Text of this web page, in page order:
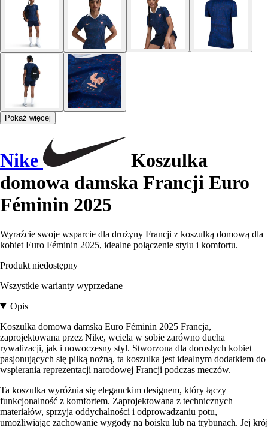
Pokaż więcej
Nike
Koszulka
domowa damska Francji Euro
Féminin 2025
Wyraźcie swoje wsparcie dla drużyny Francji z koszulką domową dla
kobiet Euro Féminin 2025, idealne połączenie stylu i komfortu.
Produkt niedostępny
Wszystkie warianty wyprzedane
Opis
Koszulka domowa damska Euro Féminin 2025 Francja,
zaprojektowana przez Nike, wciela w sobie zarówno ducha
rywalizacji, jak i nowoczesny styl. Stworzona dla dorosłych kobiet
pasjonujących się piłką nożną, ta koszulka jest idealnym dodatkiem do
wspierania reprezentacji narodowej Francji podczas meczów.
Ta koszulka wyróżnia się eleganckim designem, który łączy
funkcjonalność z komfortem. Zaprojektowana z technicznych
materiałów, sprzyja oddychalności i odprowadzaniu potu,
umożliwiając zachowanie wygody na boisku lub na trybunach. Jej krój